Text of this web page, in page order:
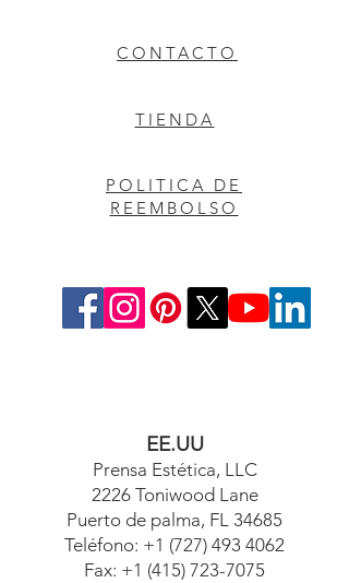
CONTACTO
TIENDA
POLITICA DE
REEMBOLSO
EE.UU
Prensa Estética, LLC
2226 Toniwood Lane
Puerto de palma, FL 34685
Teléfono: +1 (727) 493 4062
Fax: +1 (415) 723-7075